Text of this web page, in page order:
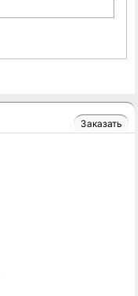
Заказать